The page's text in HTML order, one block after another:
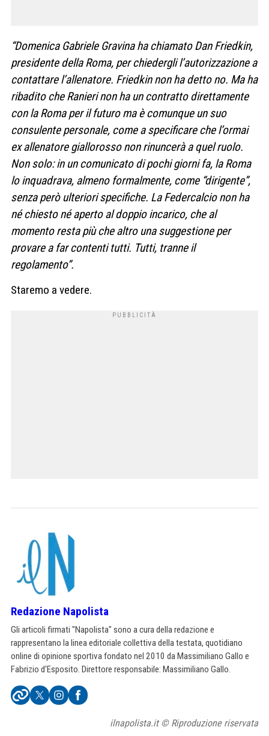
“Domenica Gabriele Gravina ha chiamato Dan Friedkin,
presidente della Roma, per chiedergli l’autorizzazione a
contattare l’allenatore. Friedkin non ha detto no. Ma ha
ribadito che Ranieri non ha un contratto direttamente
con la Roma per il futuro ma è comunque un suo
consulente personale, come a specificare che l’ormai
ex allenatore giallorosso non rinuncerà a quel ruolo.
Non solo: in un comunicato di pochi giorni fa, la Roma
lo inquadrava, almeno formalmente, come “dirigente”,
senza però ulteriori specifiche. La Federcalcio non ha
né chiesto né aperto al doppio incarico, che al
momento resta più che altro una suggestione per
provare a far contenti tutti. Tutti, tranne il
regolamento”.
Staremo a vedere.
Redazione Napolista
Gli articoli firmati "Napolista" sono a cura della redazione e
rappresentano la linea editoriale collettiva della testata, quotidiano
online di opinione sportiva fondato nel 2010 da Massimiliano Gallo e
Fabrizio d'Esposito. Direttore responsabile: Massimiliano Gallo.
ilnapolista.it © Riproduzione riservata